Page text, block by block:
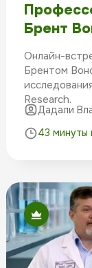
Брент
Онлайн-
Брентом
Research.
Часть 2:
разработки
Дадали
43 минуты